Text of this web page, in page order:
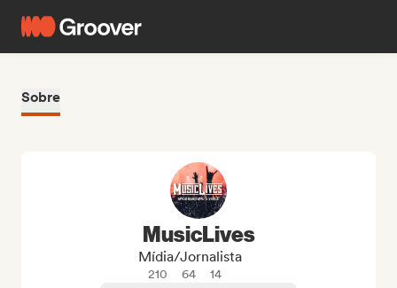
Sobre
MusicLives
Mídia/Jornalista
210 64
14